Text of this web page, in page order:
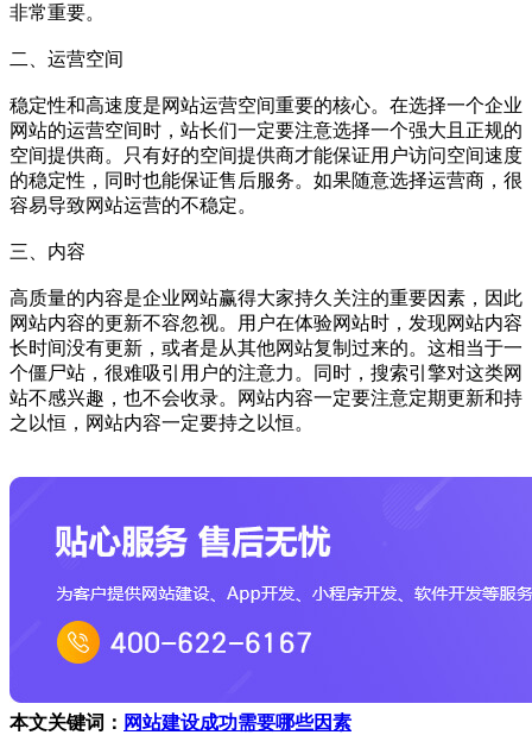
非常重要。
二、运营空间
稳定性和高速度是网站运营空间重要的核心。在选择一个企业
网站的运营空间时，站长们一定要注意选择一个强大且正规的
空间提供商。只有好的空间提供商才能保证用户访问空间速度
的稳定性，同时也能保证售后服务。如果随意选择运营商，很
容易导致网站运营的不稳定。
三、内容
高质量的内容是企业网站赢得大家持久关注的重要因素，因此
网站内容的更新不容忽视。用户在体验网站时，发现网站内容
长时间没有更新，或者是从其他网站复制过来的。这相当于一
个僵尸站，很难吸引用户的注意力。同时，搜索引擎对这类网
站不感兴趣，也不会收录。网站内容一定要注意定期更新和持
之以恒，网站内容一定要持之以恒。
本文关键词： 网站建设成功需要哪些因素